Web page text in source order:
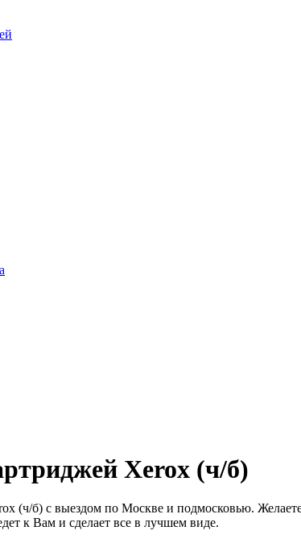
Xerox (ч/б)
(ч/б) с выездом по Москве и подмосковью.
к Вам и сделает все в лучшем виде.